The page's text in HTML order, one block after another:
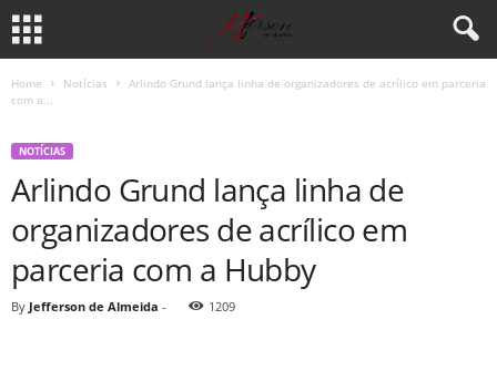
Home Notícias
Arlindo Grund lança linha de organizadores de acrílico em parceria
com a...
NOTÍCIAS
Arlindo Grund lança linha de
organizadores de acrílico em
parceria com a Hubby
By Jefferson de Almeida - 1209